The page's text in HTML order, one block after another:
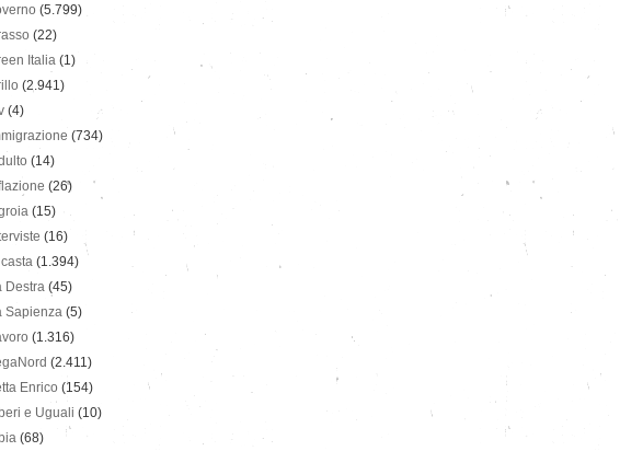
(5.799)
(22)
Italia (1)
(2.941)
(4)
(734)
(14)
(26)
(15)
(16)
casta (1.394)
Destra (45)
Sapienza (5)
(1.316)
(2.411)
Enrico (154)
e Uguali (10)
(68)